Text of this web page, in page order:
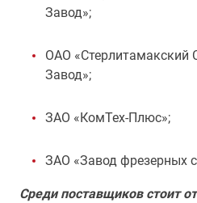
Завод»;
ОАО «Стерлитамакский
Завод»;
ЗАО «КомТех-Плюс»;
ЗАО «Завод фрезерных
Среди поставщиков стоит